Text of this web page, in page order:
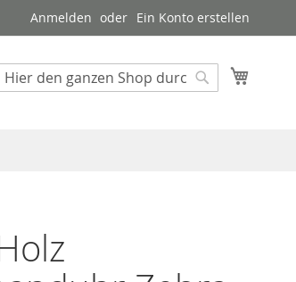
Anmelden Ein Konto erstellen